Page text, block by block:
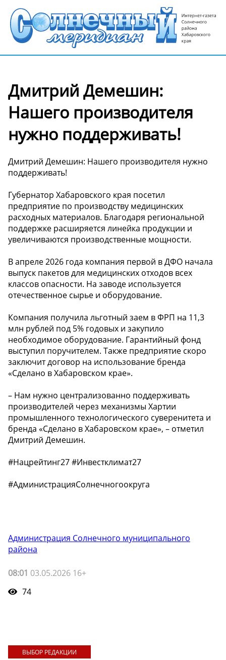
Дмитрий Демешин:
Нашего производителя
нужно поддерживать!
Дмитрий Демешин: Нашего производителя нужно
поддерживать!
Губернатор Хабаровского края посетил
предприятие по производству медицинских
расходных материалов. Благодаря региональной
поддержке расширяется линейка продукции и
увеличиваются производственные мощности.
В апреле 2026 года компания первой в ДФО начала
выпуск пакетов для медицинских отходов всех
классов опасности. На заводе используется
отечественное сырье и оборудование.
Компания получила льготный заем в ФРП на 11,3
млн рублей под 5% годовых и закупило
необходимое оборудование. Гарантийный фонд
выступил поручителем. Также предприятие скоро
заключит договор на использование бренда
«Сделано в Хабаровском крае».
– Нам нужно централизованно поддерживать
производителей через механизмы Хартии
промышленного технологического суверенитета и
бренда «Сделано в Хабаровском крае», – отметил
Дмитрий Демешин.
#Нацрейтинг27 #Инвестклимат27
#АдминистрацияСолнечногоокруга
Администрация Солнечного муниципального
района
08:01 03.05.2026 16+
74
ВЫБОР РЕДАКЦИИ